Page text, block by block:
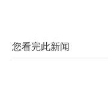
您看完此新闻